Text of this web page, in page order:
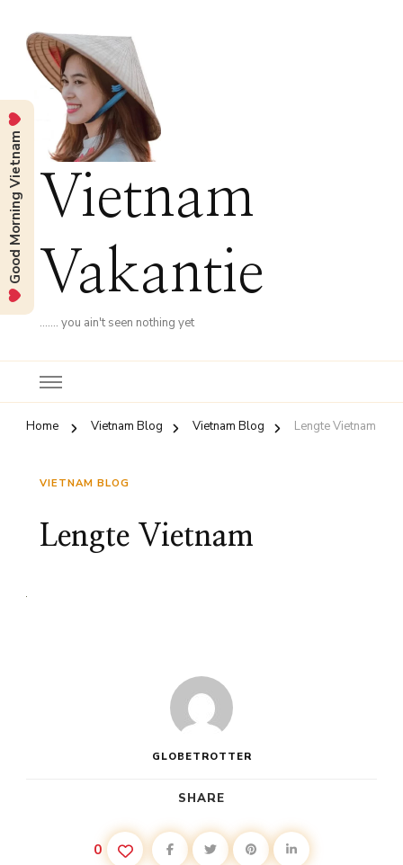
Vietnam
Vakantie
……. you ain't seen nothing yet
Home Vietnam Blog Vietnam Blog Lengte Vietnam
VIETNAM BLOG
Lengte Vietnam
GLOBETROTTER
SHARE
0
Good Morning Vietnam